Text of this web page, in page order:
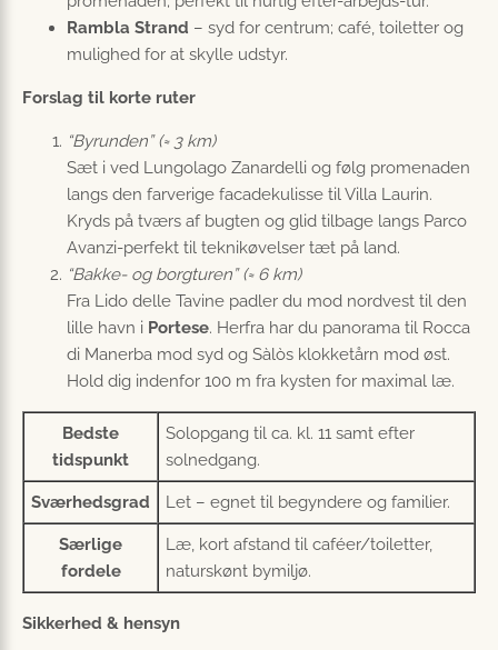
Rambla Strand – syd for centrum; café, toiletter og
mulighed for at skylle udstyr.
Forslag til korte ruter
“Byrunden” (≈ 3 km)
Sæt i ved Lungolago Zanardelli og følg promenaden
langs den farverige facadekulisse til Villa Laurin.
Kryds på tværs af bugten og glid tilbage langs Parco
Avanzi-perfekt til teknikøvelser tæt på land.
“Bakke- og borgturen” (≈ 6 km)
Fra Lido delle Tavine padler du mod nordvest til den
lille havn i Portese. Herfra har du panorama til Rocca
di Manerba mod syd og Sàlòs klokketårn mod øst.
Hold dig indenfor 100 m fra kysten for maximal læ.
Bedste
tidspunkt
Solopgang til ca. kl. 11 samt efter
solnedgang.
Sværhedsgrad Let – egnet til begyndere og familier.
Særlige
fordele
Læ, kort afstand til caféer/toiletter,
naturskønt bymiljø.
Sikkerhed & hensyn